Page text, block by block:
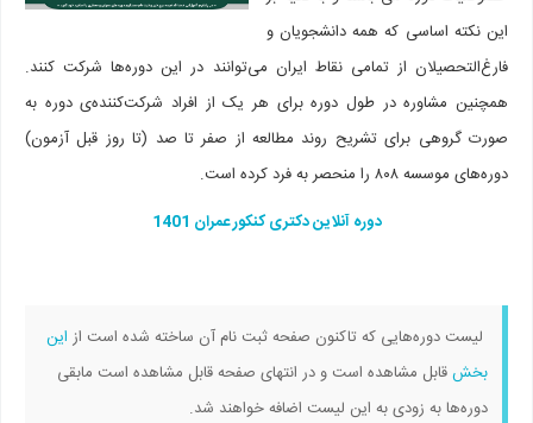
این نکته اساسی که همه دانشجویان و
فارغ‌التحصیلان از تمامی نقاط ایران می‌توانند در این دوره‌ها شرکت کنند.
همچنین مشاوره در طول دوره برای هر یک از افراد شرکت‌کننده‌ی دوره به
صورت گروهی برای تشریح روند مطالعه از صفر تا صد (تا روز قبل آزمون)
دوره‌های موسسه ۸۰۸ را منحصر به فرد کرده است.
دوره آنلاین دکتری کنکور عمران 1401
لیست دوره‌هایی که تاکنون صفحه ثبت نام آن ساخته شده است از این
بخشقابل مشاهده است و در انتهای صفحه قابل مشاهده است مابقی
دوره‌ها به زودی به این لیست اضافه خواهند شد.